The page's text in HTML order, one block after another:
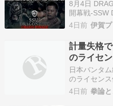
GATEに
ょんはコ
8月4日
開幕戦-SSW
後楽園ホー
試合 6人タ
中良弥 木村
4日前 伊賀
計量失格
のライセ
日本バンタ
のライセン
京・後楽園
の契約体重
4日前